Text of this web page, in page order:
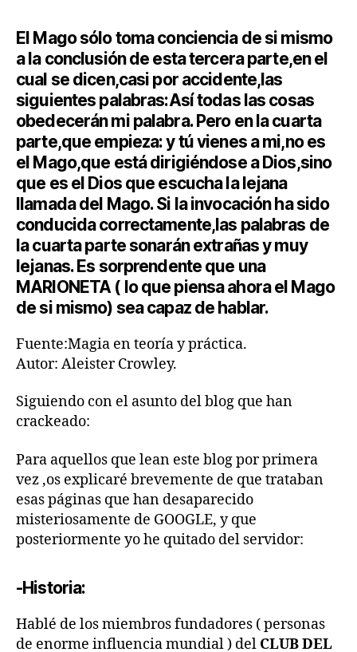
El Mago sólo toma conciencia de si mismo
a la conclusión de esta tercera parte,en el
cual se dicen,casi por accidente,las
siguientes palabras:Así todas las cosas
obedecerán mi palabra. Pero en la cuarta
parte,que empieza: y tú vienes a mi,no es
el Mago,que está dirigiéndose a Dios,sino
que es el Dios que escucha la lejana
llamada del Mago. Si la invocación ha sido
conducida correctamente,las palabras de
la cuarta parte sonarán extrañas y muy
lejanas. Es sorprendente que una
MARIONETA ( lo que piensa ahora el Mago
de si mismo) sea capaz de hablar.
Fuente:Magia en teoría y práctica.
Autor: Aleister Crowley.
Siguiendo con el asunto del blog que han
crackeado:
Para aquellos que lean este blog por primera
vez ,os explicaré brevemente de que trataban
esas páginas que han desaparecido
misteriosamente de GOOGLE, y que
posteriormente yo he quitado del servidor:
-Historia:
Hablé de los miembros fundadores ( personas
de enorme influencia mundial ) del CLUB DEL